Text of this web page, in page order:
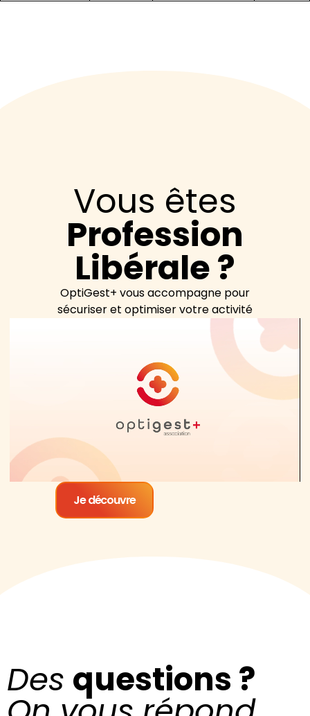
Vous êtes
Profession
Libérale ?
OptiGest+ vous accompagne pour
sécuriser et optimiser votre activité
Je découvre
Des questions ?